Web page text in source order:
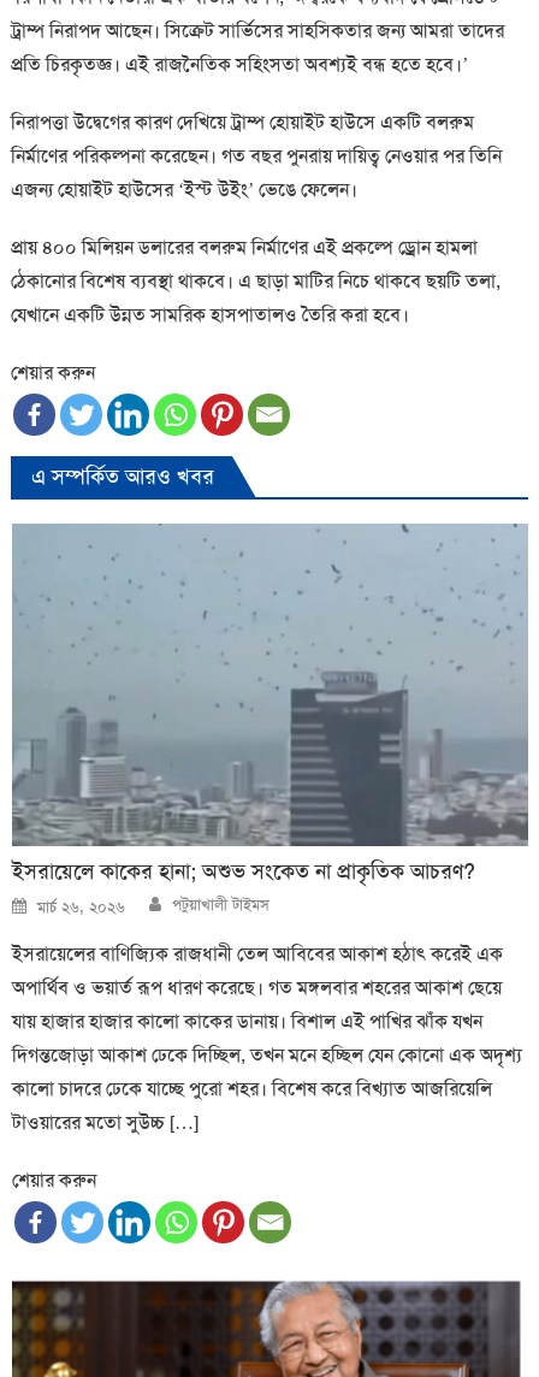
ট্রাম্প নিরাপদ আছেন। সিক্রেট সার্ভিসের সাহসিকতার জন্য আমরা তাদের
প্রতি চিরকৃতজ্ঞ। এই রাজনৈতিক সহিংসতা অবশ্যই বন্ধ হতে হবে।’
নিরাপত্তা উদ্বেগের কারণ দেখিয়ে ট্রাম্প হোয়াইট হাউসে একটি বলরুম
নির্মাণের পরিকল্পনা করেছেন। গত বছর পুনরায় দায়িত্ব নেওয়ার পর তিনি
এজন্য হোয়াইট হাউসের ‘ইস্ট উইং’ ভেঙে ফেলেন।
প্রায় ৪০০ মিলিয়ন ডলারের বলরুম নির্মাণের এই প্রকল্পে ড্রোন হামলা
ঠেকানোর বিশেষ ব্যবস্থা থাকবে। এ ছাড়া মাটির নিচে থাকবে ছয়টি তলা,
যেখানে একটি উন্নত সামরিক হাসপাতালও তৈরি করা হবে।
শেয়ার করুন
এ সম্পর্কিত আরও খবর
ইসরায়েলে কাকের হানা; অশুভ সংকেত না প্রাকৃতিক আচরণ?
Posted
on
মার্চ ২৬, ২০২৬ Author
পটুয়াখালী টাইমস
ইসরায়েলের বাণিজ্যিক রাজধানী তেল আবিবের আকাশ হঠাৎ করেই এক
অপার্থিব ও ভয়ার্ত রূপ ধারণ করেছে। গত মঙ্গলবার শহরের আকাশ ছেয়ে
যায় হাজার হাজার কালো কাকের ডানায়। বিশাল এই পাখির ঝাঁক যখন
দিগন্তজোড়া আকাশ ঢেকে দিচ্ছিল, তখন মনে হচ্ছিল যেন কোনো এক অদৃশ্য
কালো চাদরে ঢেকে যাচ্ছে পুরো শহর। বিশেষ করে বিখ্যাত আজরিয়েলি
টাওয়ারের মতো সুউচ্চ […]
শেয়ার করুন